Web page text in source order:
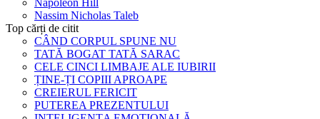
Napoleon Hill
Nassim Nicholas Taleb
Top cărți de citit
CÂND CORPUL SPUNE NU
TATĂ BOGAT TATĂ SARAC
CELE CINCI LIMBAJE ALE IUBIRII
ȚINE-ȚI COPIII APROAPE
CREIERUL FERICIT
PUTEREA PREZENTULUI